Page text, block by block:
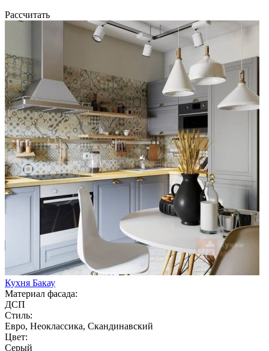
Рассчитать
Кухня Бакау
Материал фасада:
ДСП
Стиль:
Евро, Неоклассика, Скандинавский
Цвет:
Серый